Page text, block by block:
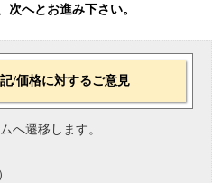
次へとお進み下さい。
/価格に対するご意見
へ遷移します。